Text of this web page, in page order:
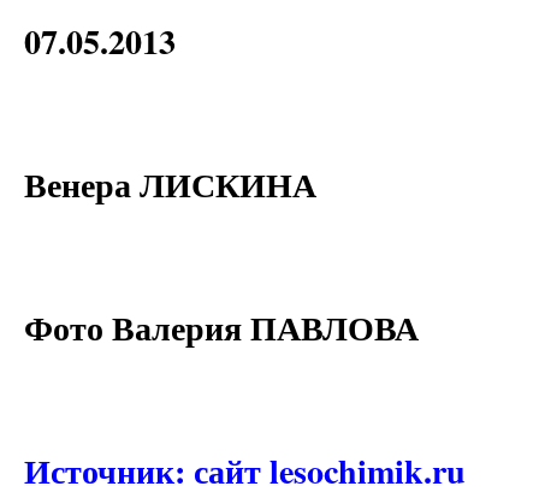
07.05.2013
Венера ЛИСКИНА
Фото Валерия ПАВЛОВА
Источник: сайт lesochimik.ru